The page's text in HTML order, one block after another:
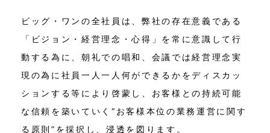
ビッグ・ワンの全社員は、弊社の存在意義である
「ビジョン・経営理念・心得」を常に意識して行
動する為に、朝礼での唱和、会議では経営理念実
現の為に社員一人一人何ができるかをディスカッ
ションする等により啓蒙し、お客様との持続可能
な信頼を築いていく“お客様本位の業務運営に関す
る原則”を採択し、浸透を図ります。